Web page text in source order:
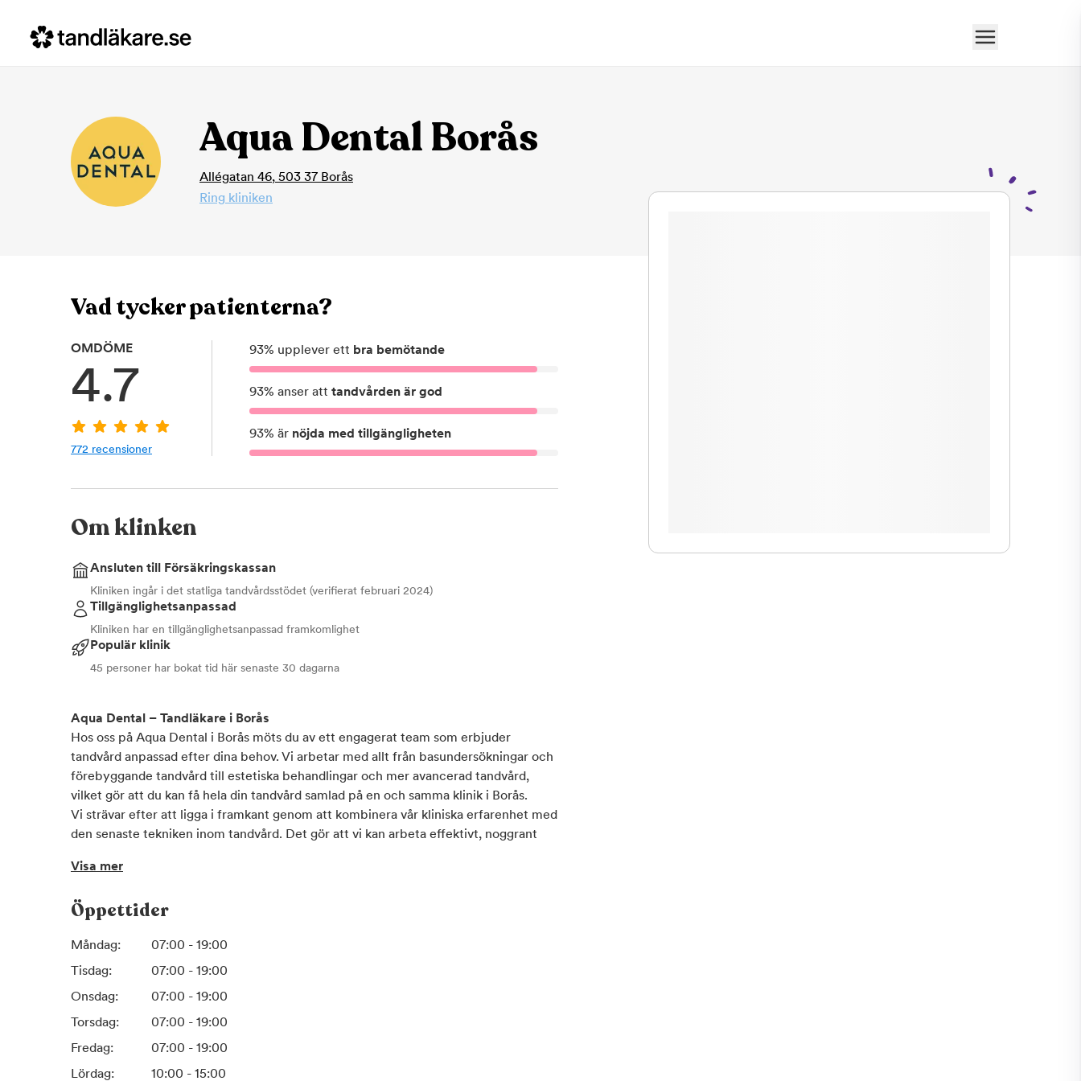
Aqua Dental Borås
Allégatan 46, 503 37 Borås
Ring kliniken
Vad tycker patienterna?
OMDÖME
4.7
772 recensioner
93% upplever ett bra bemötande
93% anser att tandvården är god
93% är nöjda med tillgängligheten
Om klinken
Ansluten till Försäkringskassan
Kliniken ingår i det statliga tandvårdsstödet (verifierat februari 2024)
Tillgänglighetsanpassad
Kliniken har en tillgänglighetsanpassad framkomlighet
Populär klinik
45 personer har bokat tid här senaste 30 dagarna
Aqua Dental – Tandläkare i Borås
Hos oss på Aqua Dental i Borås möts du av ett engagerat team som erbjuder
tandvård anpassad efter dina behov. Vi arbetar med allt från basundersökningar och
förebyggande tandvård till estetiska behandlingar och mer avancerad tandvård,
vilket gör att du kan få hela din tandvård samlad på en och samma klinik i Borås.
Vi strävar efter att ligga i framkant genom att kombinera vår kliniska erfarenhet med
den senaste tekniken inom tandvård. Det gör att vi kan arbeta effektivt, noggrant
personligt bemötande där du som patient känner dig sedd och trygg genom hela
Genom vår specialistkompetens inom Aqua Dental kan vi även erbjuda hjälp vid mer
i Borås kan få snabb och professionell hjälp oavsett om det gäller enklare åtgärder
eller mer omfattande behandlingar.
Vi vill bidra till att fler prioriterar sin munhälsa och ser tandvård som en naturlig del
av sitt välmående. När du besöker oss regelbundet skapar vi tillsammans goda
förutsättningar för att förebygga problem och behandla eventuella besvär i tid.
Vårt mål är att erbjuda en modern tandvårdsupplevelse där kvalitet, tillgänglighet
och omtanke står i centrum.
Visa mer
Öppettider
Måndag:
07:00 - 19:00
Tisdag:
07:00 - 19:00
Onsdag:
07:00 - 19:00
Torsdag:
07:00 - 19:00
Fredag:
07:00 - 19:00
Lördag:
10:00 - 15:00